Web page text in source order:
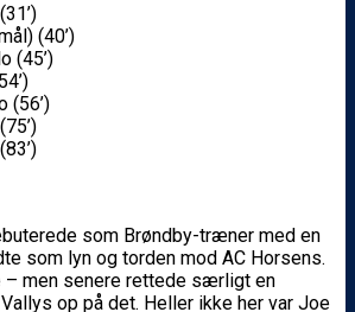
(40’)
(45’)
(56’)
som Brøndby-træner med en
som lyn og torden mod AC Horsens.
– men senere rettede særligt en
op på det. Heller ikke her var Joe